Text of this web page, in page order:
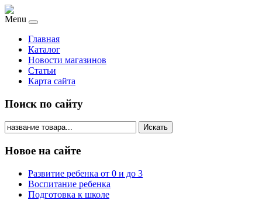
Menu
Главная
Каталог
Новости магазинов
Статьи
Карта сайта
Поиск по сайту
Искать
Новое на сайте
Развитие ребенка от 0 и до 3
Воспитание ребенка
Подготовка к школе